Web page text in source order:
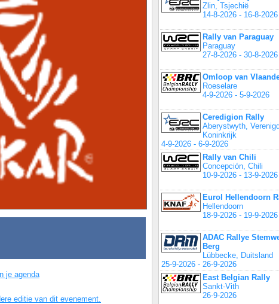
je agenda
editie van dit evenement.
Zlin, Tsjechië
14-8-2026 - 16-8-2026
Rally van Paraguay
Paraguay
27-8-2026 - 30-8-2026
Omloop van
Roeselare
4-9-2026 - 5-9-2026
Ceredigion Rally
Aberystwyth, Verenigd
Koninkrijk
4-9-2026 - 6-9-2026
Rally van Chili
Concepción, Chili
10-9-2026 - 13-9-2026
Eurol Hellendoorn
Hellendoorn
18-9-2026 - 19-9-2026
ADAC Rallye
Berg
Lübbecke, Duitsland
25-9-2026 - 26-9-2026
East Belgian Rally
Sankt-Vith
26-9-2026